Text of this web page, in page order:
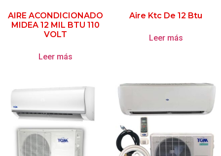
AIRE ACONDICIONADO
MIDEA 12 MIL BTU 110
VOLT
Leer más
Aire Ktc De 12 Btu
Leer más